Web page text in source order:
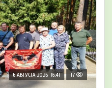
6 АВГУСТА 2026, 16:41 17